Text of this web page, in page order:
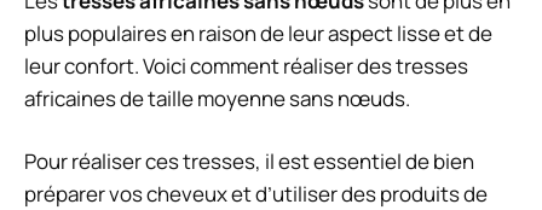
plus populaires en raison de leur aspect lisse et de
leur confort. Voici comment réaliser des tresses
africaines de taille moyenne sans nœuds.
Pour réaliser ces tresses, il est essentiel de bien
préparer vos cheveux et d’utiliser des produits de